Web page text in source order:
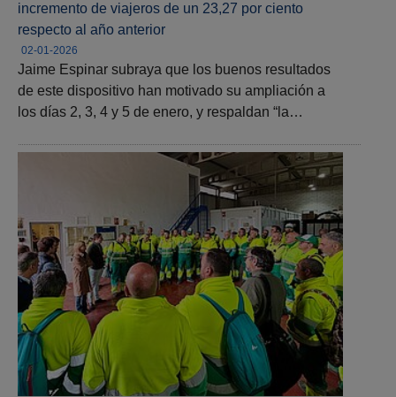
incremento de viajeros de un 23,27 por ciento
respecto al año anterior
02-01-2026
Jaime Espinar subraya que los buenos resultados
de este dispositivo han motivado su ampliación a
los días 2, 3, 4 y 5 de enero, y respaldan “la…